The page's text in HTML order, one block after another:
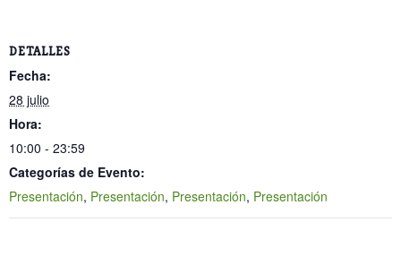
DETALLES
Fecha:
28 julio
Hora:
10:00 - 23:59
Categorías de Evento:
Presentación, Presentación, Presentación, Presentación